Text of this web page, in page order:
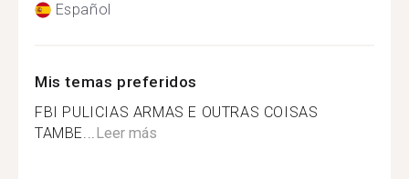
Español
Mis temas preferidos
FBI PULICIAS ARMAS E OUTRAS COISAS
TAMBE...Leer más